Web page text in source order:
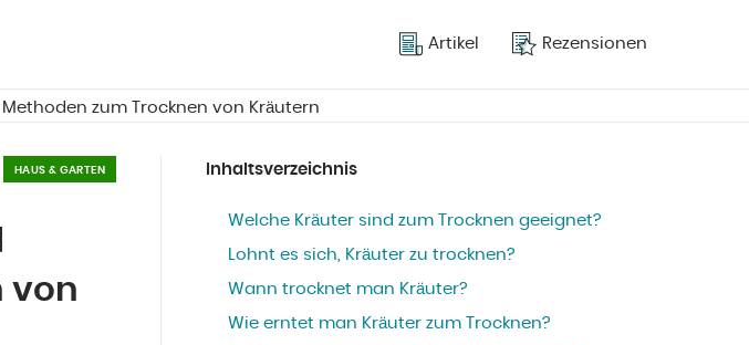
Artikel Rezensionen
zum Trocknen von Kräutern
HAUS & GARTEN
von
Inhaltsverzeichnis
Welche Kräuter sind zum Trocknen geeignet?
Lohnt es sich, Kräuter zu trocknen?
Wann trocknet man Kräuter?
Wie erntet man Kräuter zum Trocknen?